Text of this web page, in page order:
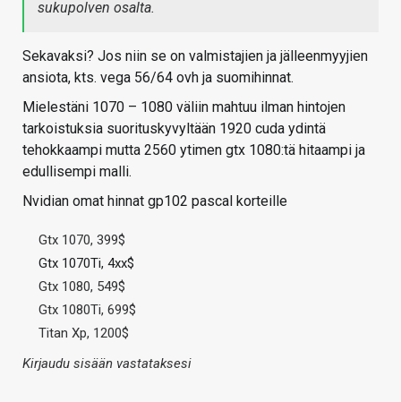
sukupolven osalta.
Sekavaksi? Jos niin se on valmistajien ja jälleenmyyjien
ansiota, kts. vega 56/64 ovh ja suomihinnat.
Mielestäni 1070 – 1080 väliin mahtuu ilman hintojen
tarkoistuksia suorituskyvyltään 1920 cuda ydintä
tehokkaampi mutta 2560 ytimen gtx 1080:tä hitaampi ja
edullisempi malli.
Nvidian omat hinnat gp102 pascal korteille
Gtx 1070, 399$
Gtx 1070Ti, 4xx$
Gtx 1080, 549$
Gtx 1080Ti, 699$
Titan Xp, 1200$
Kirjaudu sisään vastataksesi